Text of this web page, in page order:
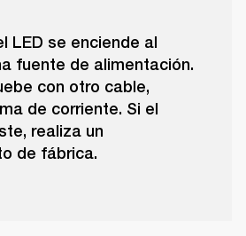
LED se enciende al
fuente de alimentación.
con otro cable,
de corriente. Si el
realiza un
de fábrica.